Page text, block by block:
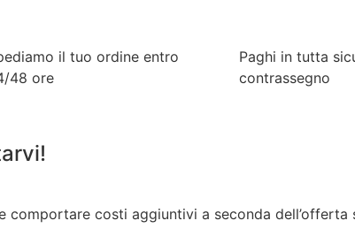
il tuo ordine entro
48 ore
Paghi in tutta
contrassegno
comportare costi aggiuntivi a seconda dell’offerta